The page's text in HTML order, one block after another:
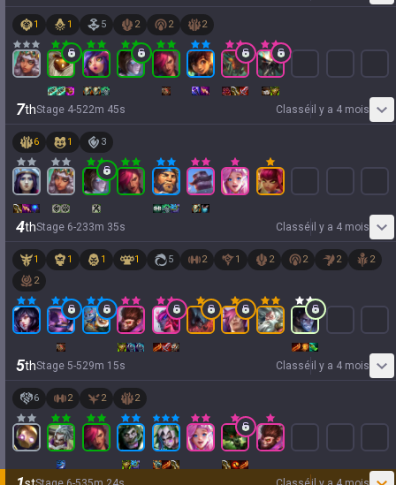
1 1 5 2 2 2
7thStage 4-522m 45s Classéil y a 4 mois
6 1 3
4thStage 6-233m 35s Classéil y a 4 mois
1 1 1 1 5 2 1 2 2 2
2
2
5thStage 5-529m 15s Classéil y a 4 mois
6 2 2 2